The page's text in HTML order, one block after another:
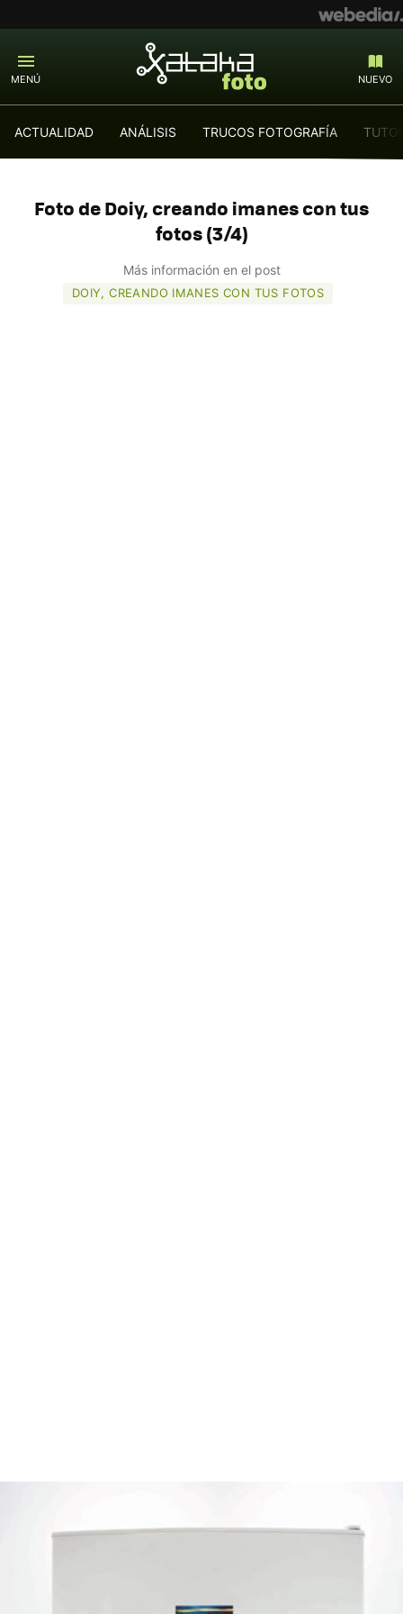
MENÚ NUEVO
ACTUALIDAD ANÁLISIS TRUCOS FOTOGRAFÍA
Foto de Doiy, creando imanes con tus
fotos (3/4)
Más información en el post
DOIY, CREANDO IMANES CON TUS FOTOS